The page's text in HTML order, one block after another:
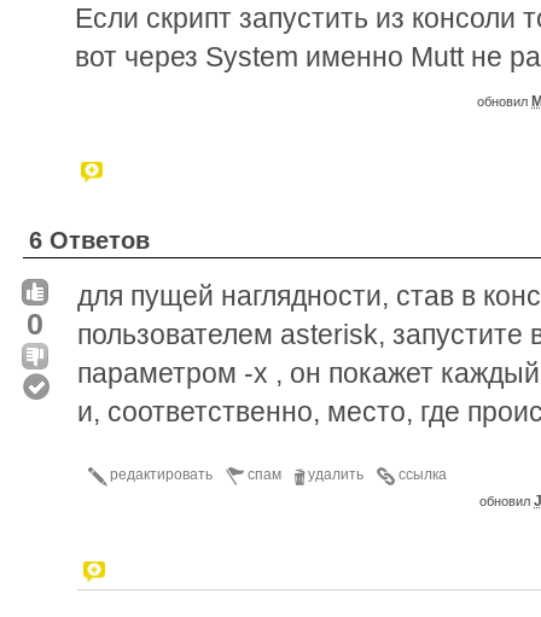
Если скрипт запустить из консоли
вот через System именно Mutt не
обновил
6 Ответов
0
для пущей наглядности, став в
пользователем asterisk, запустите
параметром -x , он покажет
и, соответственно, место, где
ссылка
удалить
спам
редактировать
обновил